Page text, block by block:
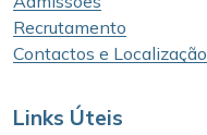
Recrutamento
Contactos e Localização
Links Úteis